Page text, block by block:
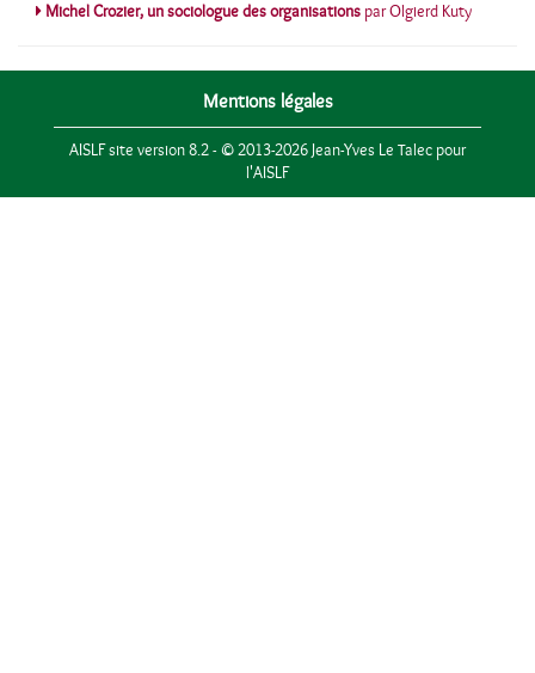
Michel Crozier, un sociologue des organisations par Olgierd Kuty
Mentions légales
AISLF site version 8.2 - © 2013-2026 Jean-Yves Le Talec pour
l'AISLF